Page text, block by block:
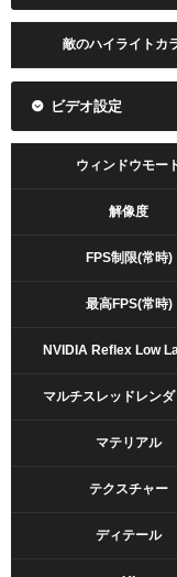
敵のハイライトカ
ビデオ設定
ウィンドウモー
解像度
FPS制限(常時)
最高FPS(常時)
NVIDIA Reflex Low
マルチスレッドレン
マテリアル
テクスチャー
ディテール